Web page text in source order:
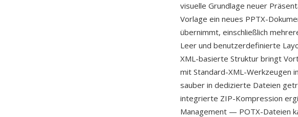
visuelle Grundlage neuer
Vorlage ein neues PPTX-
übernimmt, einschließlich
Leer und benutzerdefinierte
XML-basierte Struktur bringt
mit Standard-XML-Werkzeugen
sauber in dedizierte Dateien
integrierte ZIP-Kompression
Management — POTX-Dateien